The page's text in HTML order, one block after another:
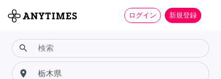
ログイン 新規登録
search
place